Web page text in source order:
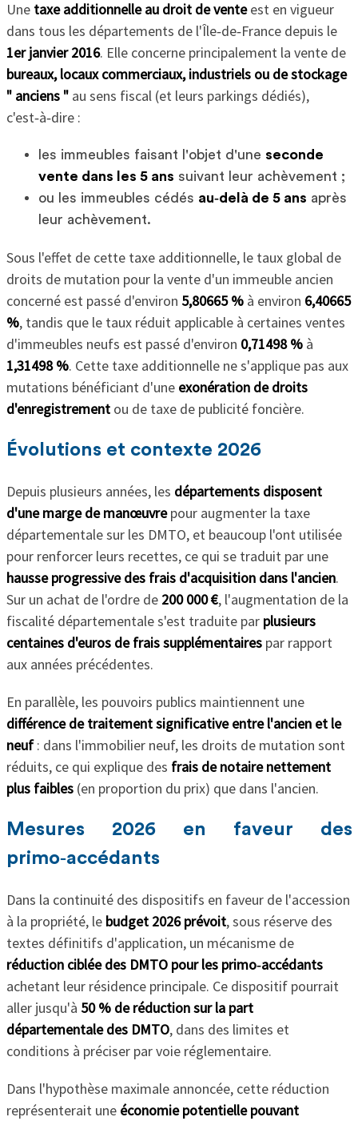
Une taxe additionnelle au droit de venteest en vigueur
dans tous les départements de l'Île‑de‑France depuis le
1er janvier 2016. Elle concerne principalement la vente de
bureaux, locaux commerciaux, industriels ou de stockage
" anciens "au sens fiscal (et leurs parkings dédiés),
c'est‑à‑dire :
les immeubles faisant l'objet d'une seconde
vente dans les 5 ans suivant leur achèvement ;
ou les immeubles cédés au‑delà de 5 ans après
leur achèvement.
Sous l'effet de cette taxe additionnelle, le taux global de
droits de mutation pour la vente d'un immeuble ancien
concerné est passé d'environ 5,80665 %à environ 6,40665
%, tandis que le taux réduit applicable à certaines ventes
d'immeubles neufs est passé d'environ 0,71498 %à
1,31498 %. Cette taxe additionnelle ne s'applique pas aux
mutations bénéficiant d'une exonération de droits
d'enregistrementou de taxe de publicité foncière.
Évolutions et contexte 2026
Depuis plusieurs années, les départements disposent
d'une marge de manœuvrepour augmenter la taxe
départementale sur les DMTO, et beaucoup l'ont utilisée
pour renforcer leurs recettes, ce qui se traduit par une
hausse progressive des frais d'acquisition dans l'ancien.
Sur un achat de l'ordre de 200 000 €, l'augmentation de la
fiscalité départementale s'est traduite par plusieurs
centaines d'euros de frais supplémentairespar rapport
aux années précédentes.
En parallèle, les pouvoirs publics maintiennent une
différence de traitement significative entre l'ancien et le
neuf: dans l'immobilier neuf, les droits de mutation sont
réduits, ce qui explique des frais de notaire nettement
plus faibles(en proportion du prix) que dans l'ancien.
Mesures 2026 en faveur des
primo‑accédants
Dans la continuité des dispositifs en faveur de l'accession
à la propriété, le budget 2026 prévoit, sous réserve des
textes définitifs d'application, un mécanisme de
réduction ciblée des DMTO pour les primo‑accédants
achetant leur résidence principale. Ce dispositif pourrait
aller jusqu'à 50 % de réduction sur la part
départementale des DMTO, dans des limites et
conditions à préciser par voie réglementaire.
Dans l'hypothèse maximale annoncée, cette réduction
représenterait une économie potentielle pouvant